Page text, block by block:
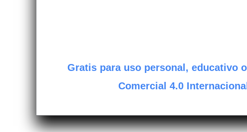
Gratis para uso personal, educativo
Comercial 4.0